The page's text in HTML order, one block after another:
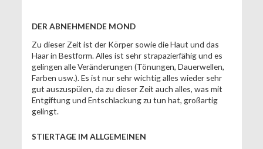
DER ABNEHMENDE MOND
Zu dieser Zeit ist der Körper sowie die Haut und das
Haar in Bestform. Alles ist sehr strapazierfähig und es
gelingen alle Veränderungen (Tönungen, Dauerwellen,
Farben usw.). Es ist nur sehr wichtig alles wieder sehr
gut auszuspülen, da zu dieser Zeit auch alles, was mit
Entgiftung und Entschlackung zu tun hat, großartig
gelingt.
STIERTAGE IM ALLGEMEINEN